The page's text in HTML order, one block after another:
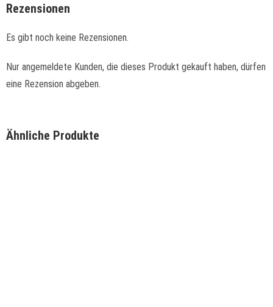
Rezensionen
Es gibt noch keine Rezensionen.
Nur angemeldete Kunden, die dieses Produkt gekauft haben, dürfen
eine Rezension abgeben.
Ähnliche Produkte